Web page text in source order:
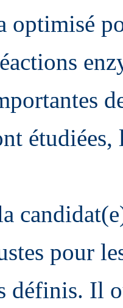
optimisé
pour
définis. Il